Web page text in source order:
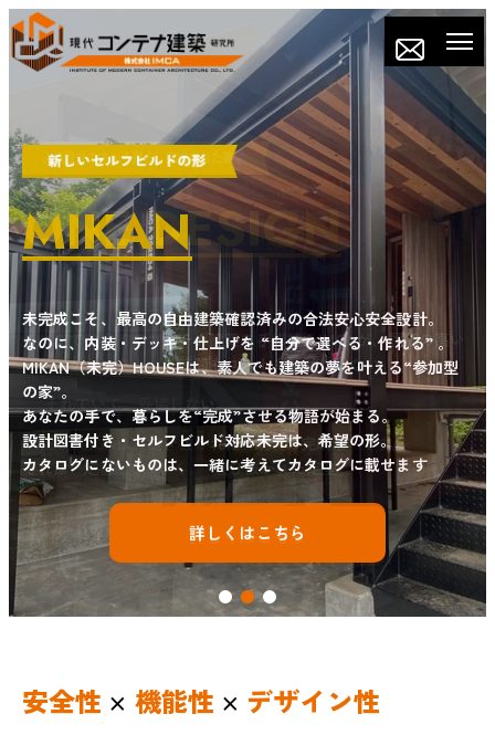
ONE OFF
あなただけの、世界にひとつの建築を世界に一棟。あなたの人
生に合わせて、生まれる建築既製品ではなく、完全オーダーメ
イド。
一人ひとりの生き方・土地・夢に合わせて、ゼロから設計。
「こんな家がほしい」を「この家が自分だ」に変える。
それが、IMCAのONE OFF。――唯一無二の、あなただけのコン
テナアートの詩。
詳しくはこちら
ONE DESIGN
選ぶだけで、建築家のセンスを手に入れる。
これまで数多くのコンテナ建築を手掛けたIMCAが、評価の高い
プランをセレクト。「時間もコストも無駄にしない」
それでいて、妥協しない。
ONE DESIGNは、磨き抜かれた “既製の完成形” です。
それは “定番” ではなく、“選び抜かれた定型”。
詳しくはこちら
MIKAN
未完成こそ、最高の自由建築確認済みの合法安心安全設計。
なのに、内装・デッキ・仕上げを “自分で選べる・作れる” 。
MIKAN（未完）HOUSEは、素人でも建築の夢を叶える“参加型
の家”。
あなたの手で、暮らしを“完成”させる物語が始まる。
設計図書付き・セルフビルド対応未完は、希望の形。
カタログにないものは、一緒に考えてカタログに載せます
詳しくはこちら
安全性 × 機能性 × デザイン性